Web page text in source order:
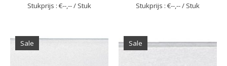
Stukprijs : €--,-- / Stuk Stukprijs : €--,-- / Stuk
Sale Sale